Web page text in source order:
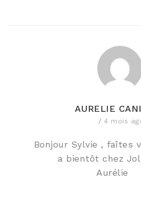
AURELIE
4 mois
Bonjour Sylvie , faîtes
a bientôt chez
Aurélie